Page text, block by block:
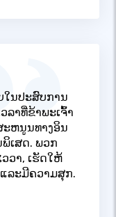
ໃນປະສົບການ
ລາທີ່ຂ້າພະເຈົ້າ
ຫນູນທາງອິນ
ພິເສດ. ພວກ
ວາ, ເຮັດໃຫ້
ລະມີຄວາມສຸກ.